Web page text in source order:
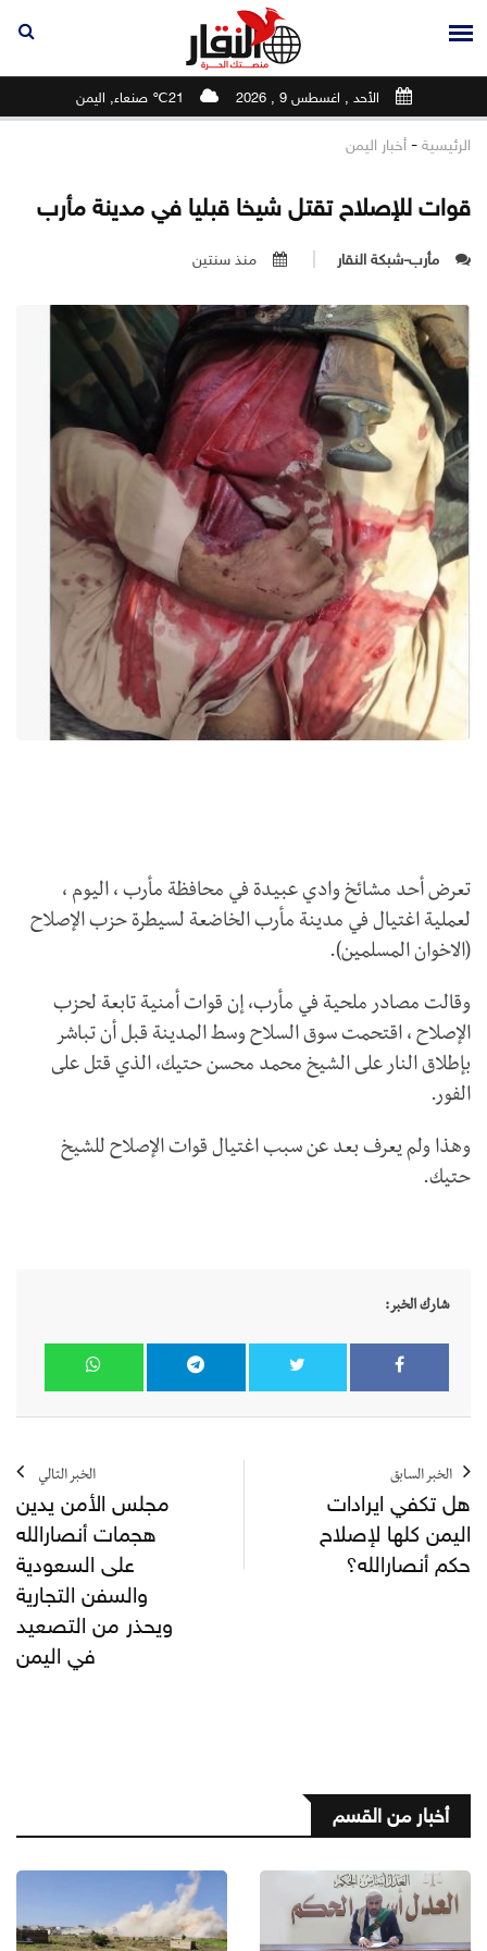
الأحد , اغسطس 9 , 2026 21℃ صنعاء, اليمن
الرئيسية - أخبار اليمن
قوات للإصلاح تقتل شيخا قبليا في مدينة مأرب
مأرب-شبكة النقار منذ سنتين
تعرض أحد مشائخ وادي عبيدة في محافظة مأرب ، اليوم ،
لعملية اغتيال في مدينة مأرب الخاضعة لسيطرة حزب الإصلاح
(الاخوان المسلمين).
وقالت مصادر ملحية في مأرب، إن قوات أمنية تابعة لحزب
الإصلاح ، اقتحمت سوق السلاح وسط المدينة قبل أن تباشر
بإطلاق النار على الشيخ محمد محسن حتيك، الذي قتل على
الفور.
وهذا ولم يعرف بعد عن سبب اغتيال قوات الإصلاح للشيخ
حتيك.
شارك الخبر:
الخبر السابق
هل تكفي ايرادات
اليمن كلها لإصلاح
حكم أنصارالله؟
الخبر التالي
مجلس الأمن يدين
هجمات أنصارالله
على السعودية
والسفن التجارية
ويحذر من التصعيد
في اليمن
أخبار من القسم